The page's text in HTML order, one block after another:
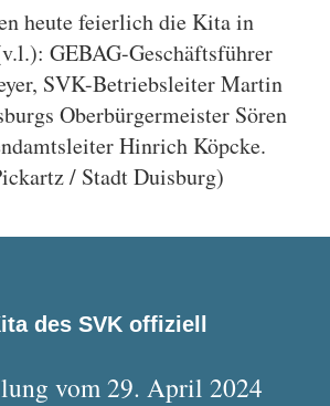
heute feierlich die Kita in
GEBAG-Geschäftsführer
SVK-Betriebsleiter Martin
Oberbürgermeister Sören
Hinrich Köpcke.
/ Stadt Duisburg)
des SVK offiziell
vom 29. April 2024